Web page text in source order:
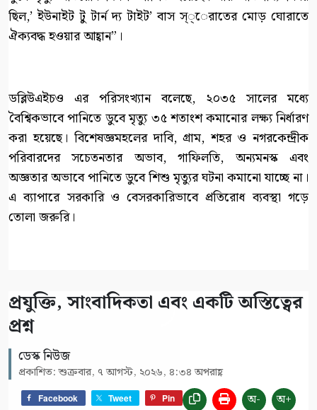
ছিল,’ ইউনাইট টু টার্ন দ্য টাইট’ বাস স্্েরাতের মোড় ঘোরাতে
ঐক্যবদ্ধ হওয়ার আহ্বান”।
ডব্লিউএইচও এর পরিসংখ্যান বলেছে, ২০৩৫ সালের মধ্যে
বৈশ্বিকভাবে পানিতে ডুবে মৃত্যু ৩৫ শতাংশ কমানোর লক্ষ্য নির্ধারণ
করা হয়েছে। বিশেষজ্ঞমহলের দাবি, গ্রাম, শহর ও নগরকেন্দ্রীক
পরিবারদের সচেতনতার অভাব, গাফিলতি, অন্যমনস্ক এবং
অজ্ঞতার অভাবে পানিতে ডুবে শিশু মৃত্যুর ঘটনা কমানো যাচ্ছে না।
এ ব্যাপারে সরকারি ও বেসরকারিভাবে প্রতিরোধ ব্যবস্থা গড়ে
তোলা জরুরি।
প্রযুক্তি, সাংবাদিকতা এবং একটি অস্তিত্বের
প্রশ্ন
ডেস্ক নিউজ
প্রকাশিত: শুক্রবার, ৭ আগস্ট, ২০২৬, ৪:৩৪ অপরাহ্ণ
Facebook Tweet Pin অ- অ+